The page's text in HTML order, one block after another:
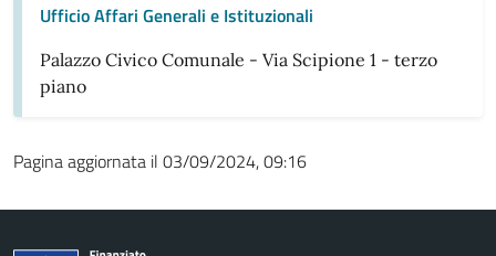
Ufficio Affari Generali e Istituzionali
Palazzo Civico Comunale - Via Scipione 1 - terzo
piano
Pagina aggiornata il 03/09/2024, 09:16